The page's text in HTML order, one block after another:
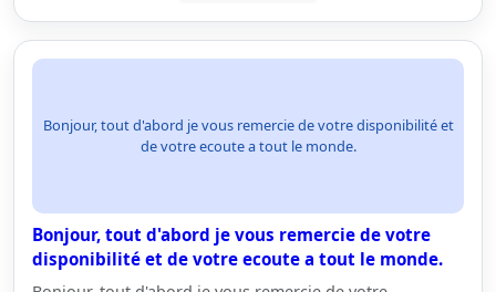
Bonjour, tout d'abord je vous remercie de votre disponibilité et
de votre ecoute a tout le monde.
Bonjour, tout d'abord je vous remercie de votre
disponibilité et de votre ecoute a tout le monde.